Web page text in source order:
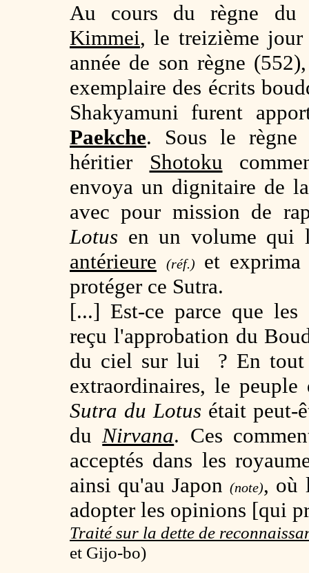
Au cours du règne du
Kimmei, le treizième
année de son règne
exemplaire des écrits
Shakyamuni furent
Paekche. Sous le
héritier Shotoku
envoya un dignitaire de
avec pour mission de
Lotus en un volume qui
antérieure
(réf.)
et exprima
protéger ce Sutra.
[...] Est-ce parce que les
reçu l'approbation du
du ciel sur lui ? En tout
extraordinaires, le
Sutra du Lotus était peut-
duNirvana. Ces
acceptés dans les
ainsi qu'au Japon (note), où
adopter les opinions [qui
Traité sur la dette de
et Gijo-bo)